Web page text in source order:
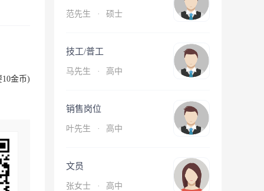
金币)
范先生 · 硕士
技工/普工
马先生 · 高中
销售岗位
叶先生 · 高中
文员
张女士 · 高中